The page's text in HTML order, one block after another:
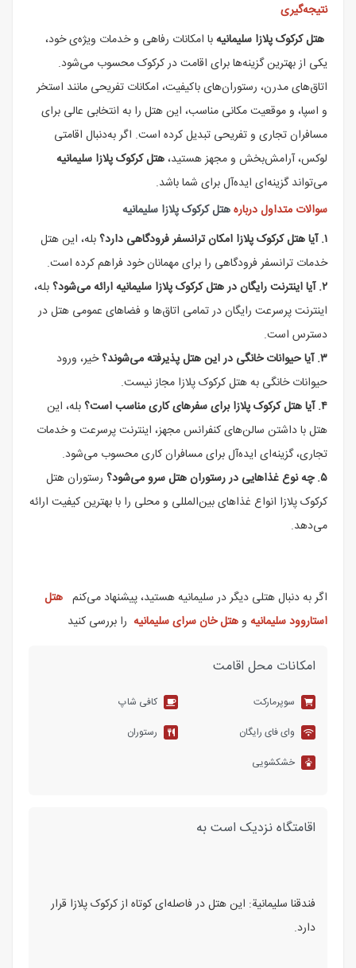
نتیجه‌گیری
هتل کرکوک پلازا سلیمانیهبا امکانات رفاهی و خدمات ویژه‌ی خود،
یکی از بهترین گزینه‌ها برای اقامت در کرکوک محسوب می‌شود.
اتاق‌های مدرن، رستوران‌های باکیفیت، امکانات تفریحی مانند استخر
و اسپا، و موقعیت مکانی مناسب، این هتل را به انتخابی عالی برای
مسافران تجاری و تفریحی تبدیل کرده است. اگر به‌دنبال اقامتی
لوکس، آرامش‌بخش و مجهز هستید،هتل کرکوک پلازا سلیمانیه
می‌تواند گزینه‌ای ایده‌آل برای شما باشد.
سوالات متداول دربارههتل کرکوک پلازا سلیمانیه
۱. آیا هتل کرکوک پلازا امکان ترانسفر فرودگاهی دارد؟
بله، این هتل
خدمات ترانسفر فرودگاهی را برای مهمانان خود فراهم کرده است.
۲. آیا اینترنت رایگان در هتل کرکوک پلازا سلیمانیه ارائه می‌شود؟
بله،
اینترنت پرسرعت رایگان در تمامی اتاق‌ها و فضاهای عمومی هتل در
دسترس است.
۳. آیا حیوانات خانگی در این هتل پذیرفته می‌شوند؟
خیر، ورود
حیوانات خانگی به هتل کرکوک پلازا مجاز نیست.
۴. آیا هتل کرکوک پلازا برای سفرهای کاری مناسب است؟
بله، این
هتل با داشتن سالن‌های کنفرانس مجهز، اینترنت پرسرعت و خدمات
تجاری، گزینه‌ای ایده‌آل برای مسافران کاری محسوب می‌شود.
۵. چه نوع غذاهایی در رستوران هتل سرو می‌شود؟
رستوران هتل
کرکوک پلازا انواع غذاهای بین‌المللی و محلی را با بهترین کیفیت ارائه
می‌دهد.
اگر به دنبال هتلی دیگر در سلیمانیه هستید، پیشنهاد می‌کنم هتل
استاروود سلیمانیه وهتل خان سرای سلیمانیه را بررسی کنید
امکانات محل اقامت
سوپرمارکت
کافی شاپ
وای فای رایگان
رستوران
خشکشویی
اقامتگاه نزدیک است به
فندقنا سليمانية: این هتل در فاصله‌ای کوتاه از کرکوک پلازا قرار
دارد.